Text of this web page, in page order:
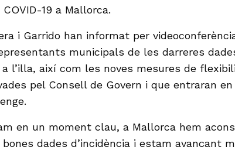
19 a Mallorca.
i Garrido han informat per
municipals de les darreres
l’illa, així com les noves mesures de
pel Consell de Govern i que entraran
en un moment clau, a Mallorca hem
bones dades d’incidència i estam avançant